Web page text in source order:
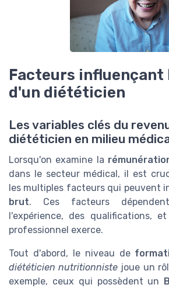
Facteurs influençant
d'un diététicien
Les variables clés du
diététicien en milieu
Lorsqu'on examine la
dans le secteur médical, il est
les multiples facteurs qui peuvent
brut. Ces facteurs
l'expérience, des qualifications,
professionnel exerce.
Tout d'abord, le niveau de
diététicien nutritionniste joue un
exemple, ceux qui possèdent un